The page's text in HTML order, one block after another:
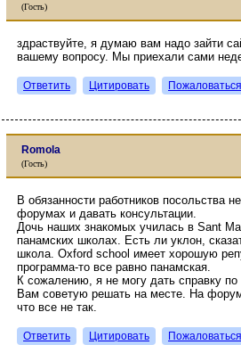
(Гость)
здраствуйте, я думаю вам надо зайти
вашему вопросу. Мы приехали сами
Ответить Цитировать Пожаловаться
Romola
(Гость)
В обязанности работников посольства
форумах и давать консультации.
Дочь наших знакомых училась в Sant
панамских школах. Есть ли уклон,
школа. Oxford school имеет хорошую
программа-то все равно панамская.
К сожалению, я не могу дать справку
Вам советую решать на месте. На
что все не так.
Ответить Цитировать Пожаловаться